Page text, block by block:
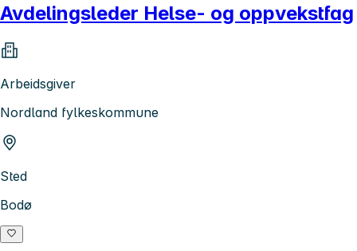
Avdelingsleder Helse- og oppvekstfag
Arbeidsgiver
Nordland fylkeskommune
Sted
Bodø